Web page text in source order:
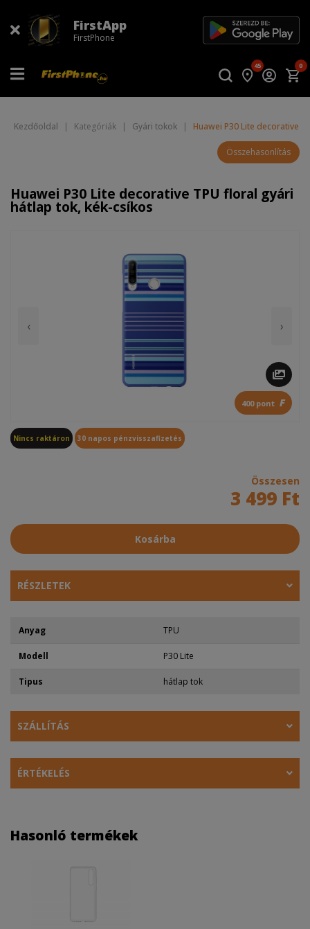
FirstApp
FirstPhone
45 0
Kezdőoldal | Kategóriák | Gyári tokok | Huawei P30 Lite decorative
Összehasonlítás
Huawei P30 Lite decorative TPU floral gyári
hátlap tok, kék-csíkos
‹ ›
400 pont F
Nincs raktáron 30 napos pénzvisszafizetés
Összesen
3 499 Ft
Kosárba
RÉSZLETEK
Anyag TPU
Modell P30 Lite
Tipus hátlap tok
SZÁLLÍTÁS
ÉRTÉKELÉS
Hasonló termékek